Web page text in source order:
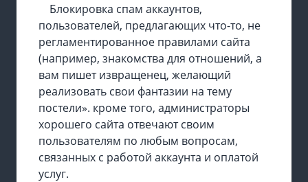
Блокировка спам аккаунтов,
пользователей, предлагающих что-то, не
регламентированное правилами сайта
(например, знакомства для отношений, а
вам пишет извращенец, желающий
реализовать свои фантазии на тему
постели». кроме того, администраторы
хорошего сайта отвечают своим
пользователям по любым вопросам,
связанных с работой аккаунта и оплатой
услуг.